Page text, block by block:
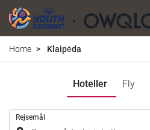
Home Klaipėda
Hoteller Fly
Rejsemål